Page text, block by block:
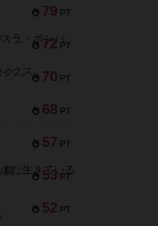
79 PT
72 PT
キャプテン・フリップ：イスラ・ボンバ
70 PT
メメントオンラインタクティクス
68 PT
57 PT
53 PT
セミファイナル ～お前はまだ生きている～
52 PT